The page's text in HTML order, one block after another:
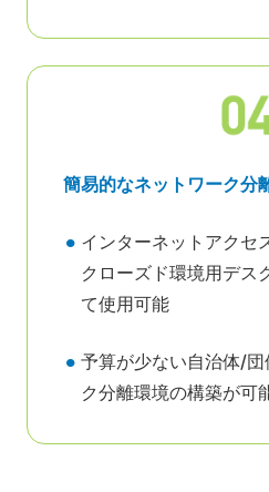
簡易的なネットワーク分
インターネットアクセ
クローズド環境用デス
て使用可能
予算が少ない自治体/
ク分離環境の構築が可